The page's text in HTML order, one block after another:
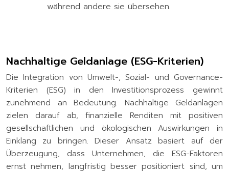
während andere sie übersehen.
Nachhaltige Geldanlage (ESG-Kriterien)
Die Integration von Umwelt-, Sozial- und Governance-
Kriterien (ESG) in den Investitionsprozess gewinnt
zunehmend an Bedeutung. Nachhaltige Geldanlagen
zielen darauf ab, finanzielle Renditen mit positiven
gesellschaftlichen und ökologischen Auswirkungen in
Einklang zu bringen. Dieser Ansatz basiert auf der
Überzeugung, dass Unternehmen, die ESG-Faktoren
ernst nehmen, langfristig besser positioniert sind, um